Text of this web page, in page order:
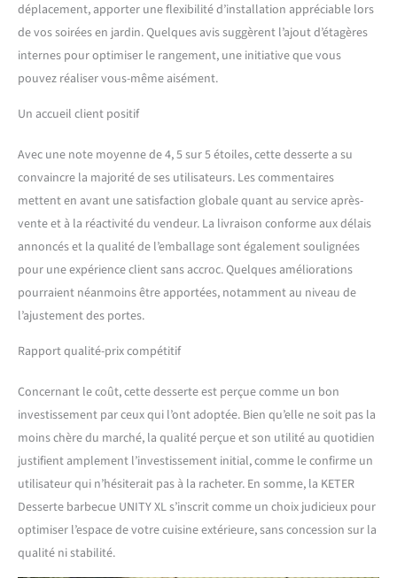
déplacement, apporter une flexibilité d’installation appréciable lors
de vos soirées en jardin. Quelques avis suggèrent l’ajout d’étagères
internes pour optimiser le rangement, une initiative que vous
pouvez réaliser vous-même aisément.
Un accueil client positif
Avec une note moyenne de 4, 5 sur 5 étoiles, cette desserte a su
convaincre la majorité de ses utilisateurs. Les commentaires
mettent en avant une satisfaction globale quant au service après-
vente et à la réactivité du vendeur. La livraison conforme aux délais
annoncés et la qualité de l’emballage sont également soulignées
pour une expérience client sans accroc. Quelques améliorations
pourraient néanmoins être apportées, notamment au niveau de
l’ajustement des portes.
Rapport qualité-prix compétitif
Concernant le coût, cette desserte est perçue comme un bon
investissement par ceux qui l’ont adoptée. Bien qu’elle ne soit pas la
moins chère du marché, la qualité perçue et son utilité au quotidien
justifient amplement l’investissement initial, comme le confirme un
utilisateur qui n’hésiterait pas à la racheter. En somme, la KETER
Desserte barbecue UNITY XL s’inscrit comme un choix judicieux pour
optimiser l’espace de votre cuisine extérieure, sans concession sur la
qualité ni stabilité.